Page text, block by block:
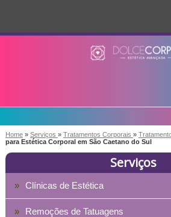
Home » Serviços » Tratamentos Corporais »
para Estética Corporal em São Caetano do Sul
Serviços
Clínicas de Estética
Remoções de Tatuagens